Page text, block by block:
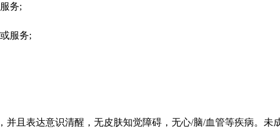
务;
服务;
并且表达意识清醒，无皮肤知觉障碍，无心/脑/血管等疾病。